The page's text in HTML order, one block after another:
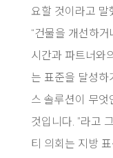
요할 것이라고 말
“건물을 개선하
시간과 파트너와
는 표준을 달성하
스 솔루션이 무엇
것입니다. ”라고
티 의회는 지방